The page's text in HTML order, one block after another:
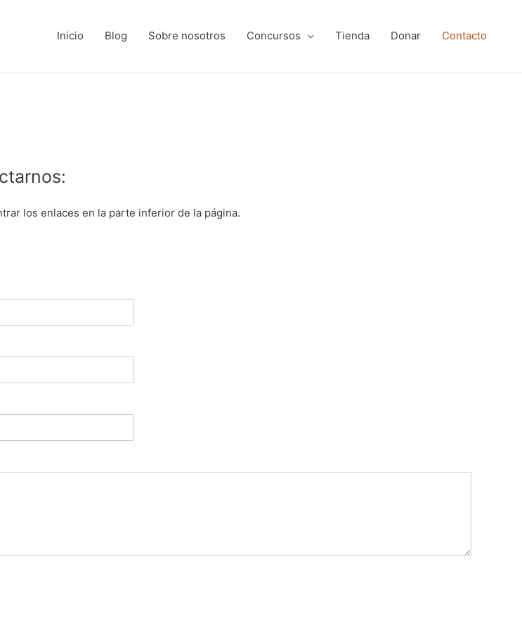
Inicio Blog Sobre nosotros Concursos ‎Tienda Donar Contacto
los enlaces en la parte inferior de la página.